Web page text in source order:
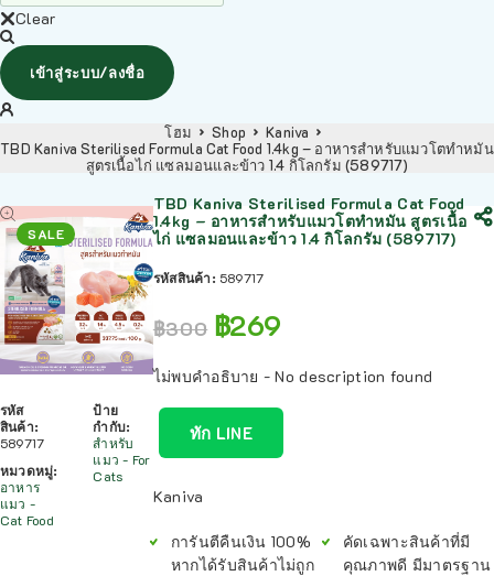
Clear
เข้าสู่ระบบ/ลงชื่อ
โฮม Shop
Kaniva
TBD Kaniva Sterilised Formula Cat Food 1.4kg – อาหารสำหรับแมวโตทำหมัน
สูตรเนื้อไก่ แซลมอนและข้าว 1.4 กิโลกรัม (589717)
SALE
รหัส
สินค้า:
589717
หมวดหมู่:
อาหาร
แมว -
Cat Food
ป้าย
กำกับ:
สำหรับ
แมว - For
Cats
TBD Kaniva Sterilised Formula Cat Food
1.4kg – อาหารสำหรับแมวโตทำหมัน สูตรเนื้อ
ไก่ แซลมอนและข้าว 1.4 กิโลกรัม (589717)
รหัสสินค้า: 589717
฿300 ฿269
ไม่พบคำอธิบาย - No description found
ทัก LINE
Kaniva
การันตีคืนเงิน 100%
หากได้รับสินค้าไม่ถูก
คัดเฉพาะสินค้าที่มี
คุณภาพดี มีมาตรฐาน